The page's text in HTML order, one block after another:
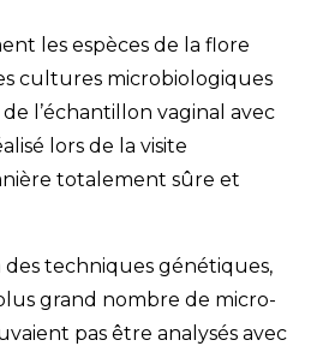
les espèces de la flore
cultures microbiologiques
l’échantillon vaginal avec
lors de la visite
totalement sûre et
des techniques génétiques,
grand nombre de micro-
pas être analysés avec